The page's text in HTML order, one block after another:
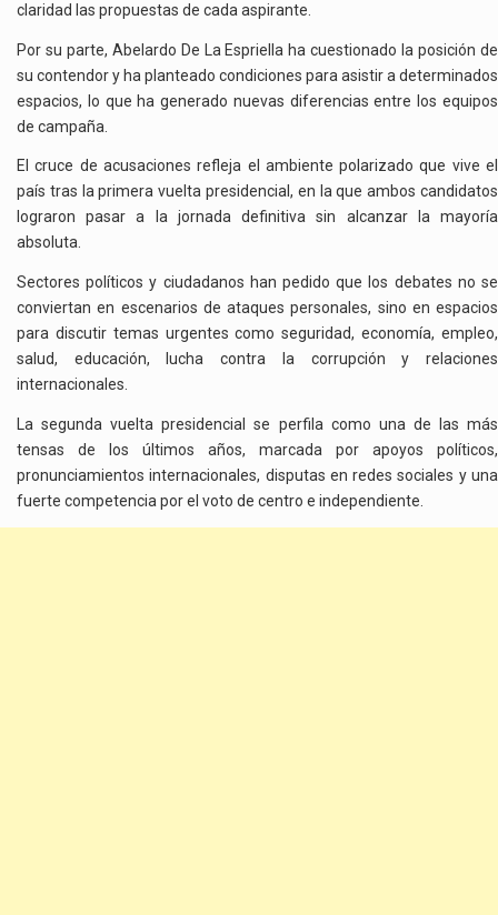
claridad las propuestas de cada aspirante.
Por su parte, Abelardo De La Espriella ha cuestionado la posición de
su contendor y ha planteado condiciones para asistir a determinados
espacios, lo que ha generado nuevas diferencias entre los equipos
de campaña.
El cruce de acusaciones refleja el ambiente polarizado que vive el
país tras la primera vuelta presidencial, en la que ambos candidatos
lograron pasar a la jornada definitiva sin alcanzar la mayoría
absoluta.
Sectores políticos y ciudadanos han pedido que los debates no se
conviertan en escenarios de ataques personales, sino en espacios
para discutir temas urgentes como seguridad, economía, empleo,
salud, educación, lucha contra la corrupción y relaciones
internacionales.
La segunda vuelta presidencial se perfila como una de las más
tensas de los últimos años, marcada por apoyos políticos,
pronunciamientos internacionales, disputas en redes sociales y una
fuerte competencia por el voto de centro e independiente.